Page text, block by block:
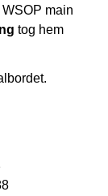
main
tog hem